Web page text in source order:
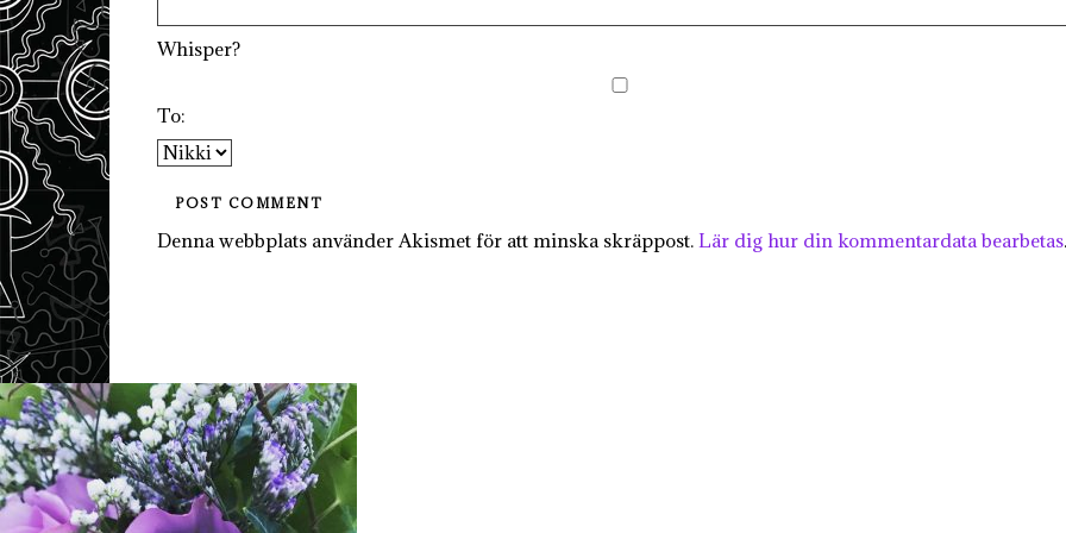
Whisper?
To:
Denna webbplats använder Akismet för att minska skräppost. Lär dig hur din kommentardata bearbetas.